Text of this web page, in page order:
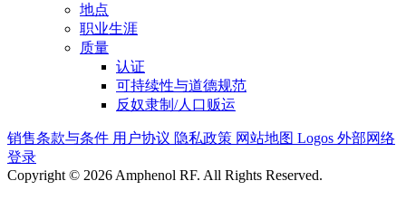
地点
职业生涯
质量
认证
可持续性与道德规范
反奴隶制/人口贩运
销售条款与条件 用户协议 隐私政策 网站地图 Logos 外部网络
登录
Copyright © 2026 Amphenol RF. All Rights Reserved.